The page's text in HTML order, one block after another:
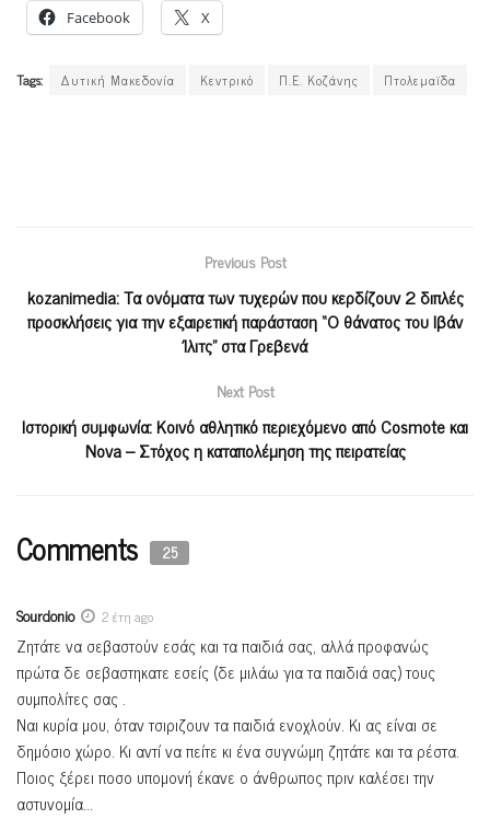
Facebook X
Tags: Δυτική Μακεδονία Κεντρικό Π.Ε. Κοζάνης Πτολεμαϊδα
Previous Post
kozanimedia: Τα ονόματα των τυχερών που κερδίζουν 2 διπλές
προσκλήσεις για την εξαιρετική παράσταση “Ο θάνατος του Ιβάν
Ίλιτς” στα Γρεβενά
Next Post
Ιστορική συμφωνία: Κοινό αθλητικό περιεχόμενο από Cosmote και
Nova – Στόχος η καταπολέμηση της πειρατείας
Comments 25
Sourdonio 2 έτη ago
Ζητάτε να σεβαστούν εσάς και τα παιδιά σας, αλλά προφανώς
πρώτα δε σεβαστηκατε εσείς (δε μιλάω για τα παιδιά σας) τους
συμπολίτες σας .
Ναι κυρία μου, όταν τσιριζουν τα παιδιά ενοχλούν. Κι ας είναι σε
δημόσιο χώρο. Κι αντί να πείτε κι ένα συγνώμη ζητάτε και τα ρέστα.
Ποιος ξέρει ποσο υπομονή έκανε ο άνθρωπος πριν καλέσει την
αστυνομία…